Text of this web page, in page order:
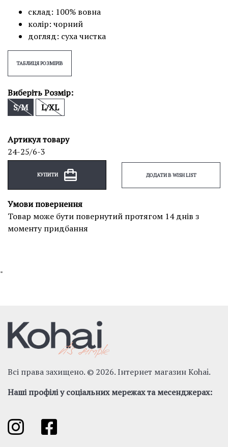
склад: 100% вовна
колір: чорний
догляд: суха чистка
ТАБЛИЦЯ РОЗМІРІВ
Виберіть Розмір:
S/M
L/XL
Артикул товару
24-25/6-3
КУПИТИ ДОДАТИ В WISH LIST
Умови повернення
Товар може бути повернутий протягом 14 днів з
моменту придбання
"
Всі права захищено. © 2026. Інтернет магазин Kohai.
Наші профілі у соціальних мережах та месенджерах: